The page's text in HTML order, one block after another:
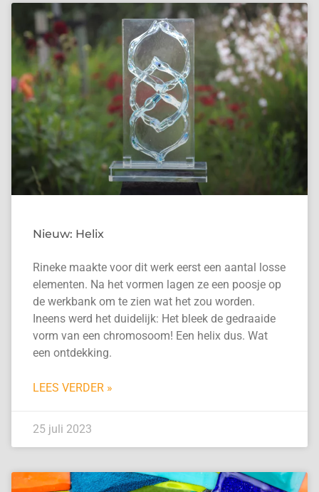
Nieuw: Helix
Rineke maakte voor dit werk eerst een aantal losse
elementen. Na het vormen lagen ze een poosje op
de werkbank om te zien wat het zou worden.
Ineens werd het duidelijk: Het bleek de gedraaide
vorm van een chromosoom! Een helix dus. Wat
een ontdekking.
LEES VERDER »
25 juli 2023